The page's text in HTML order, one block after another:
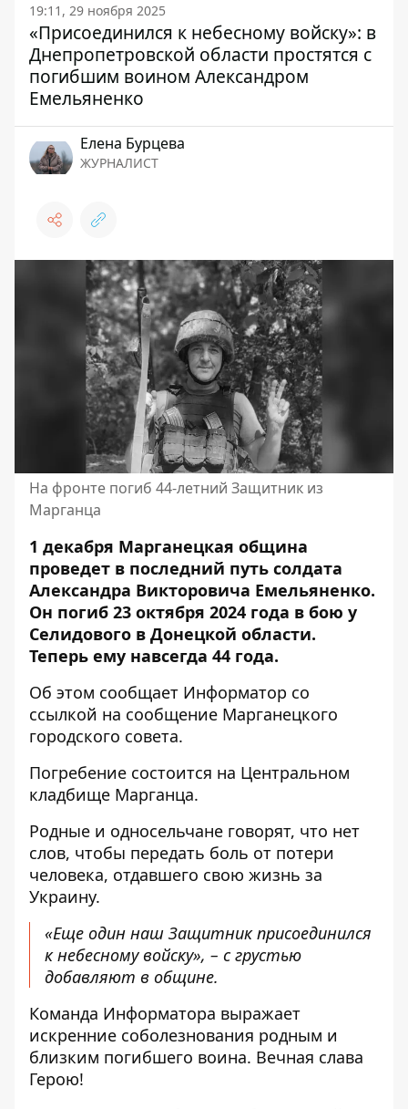
19:11, 29 ноября 2025
«Присоединился к небесному войску»: в
Днепропетровской области простятся с
погибшим воином Александром
Емельяненко
Елена Бурцева
ЖУРНАЛИСТ
На фронте погиб 44-летний Защитник из
Марганца
1 декабря Марганецкая община
проведет в последний путь солдата
Александра Викторовича Емельяненко.
Он погиб 23 октября 2024 года в бою у
Селидового в Донецкой области.
Теперь ему навсегда 44 года.
Об этом сообщает Информатор со
ссылкой на сообщение Марганецкого
городского совета.
Погребение состоится на Центральном
кладбище Марганца.
Родные и односельчане говорят, что нет
слов, чтобы передать боль от потери
человека, отдавшего свою жизнь за
Украину.
«Еще один наш Защитник присоединился
к небесному войску», – с грустью
добавляют в общине.
Команда Информатора выражает
искренние соболезнования родным и
близким погибшего воина. Вечная слава
Герою!